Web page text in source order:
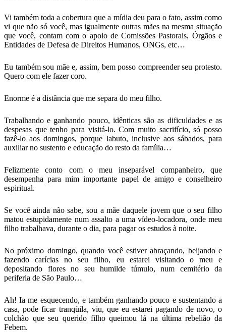
Vi também toda a cobertura que a mídia deu para o fato, assim como
vi que não só você, mas igualmente outras mães na mesma situação
que você, contam com o apoio de Comissões Pastorais, Órgãos e
Entidades de Defesa de Direitos Humanos, ONGs, etc…
Eu também sou mãe e, assim, bem posso compreender seu protesto.
Quero com ele fazer coro.
Enorme é a distância que me separa do meu filho.
Trabalhando e ganhando pouco, idênticas são as dificuldades e as
despesas que tenho para visitá-lo. Com muito sacrifício, só posso
fazê-lo aos domingos, porque labuto, inclusive aos sábados, para
auxiliar no sustento e educação do resto da família…
Felizmente conto com o meu inseparável companheiro, que
desempenha para mim importante papel de amigo e conselheiro
espiritual.
Se você ainda não sabe, sou a mãe daquele jovem que o seu filho
matou estupidamente num assalto a uma vídeo-locadora, onde meu
filho trabalhava, durante o dia, para pagar os estudos à noite.
No próximo domingo, quando você estiver abraçando, beijando e
fazendo carícias no seu filho, eu estarei visitando o meu e
depositando flores no seu humilde túmulo, num cemitério da
periferia de São Paulo…
Ah! Ia me esquecendo, e também ganhando pouco e sustentando a
casa, pode ficar tranqüila, viu, que eu estarei pagando de novo, o
colchão que seu querido filho queimou lá na última rebelião da
Febem.